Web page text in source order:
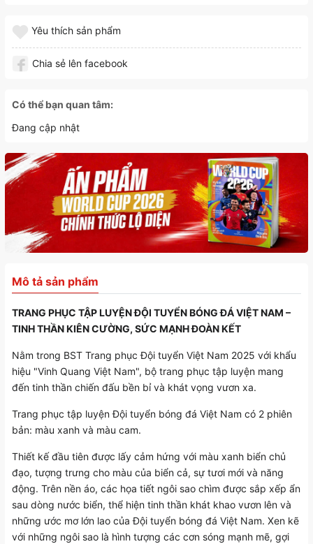
Yêu thích sản phẩm
Chia sẻ lên facebook
Có thể bạn quan tâm:
Đang cập nhật
Mô tả sản phẩm
TRANG PHỤC TẬP LUYỆN ĐỘI TUYỂN BÓNG ĐÁ VIỆT NAM –
TINH THẦN KIÊN CƯỜNG, SỨC MẠNH ĐOÀN KẾT
Nằm trong BST Trang phục Đội tuyển Việt Nam 2025 với khẩu
hiệu "Vinh Quang Việt Nam", bộ trang phục tập luyện mang
đến tinh thần chiến đấu bền bỉ và khát vọng vươn xa.
Trang phục tập luyện Đội tuyển bóng đá Việt Nam có 2 phiên
bản: màu xanh và màu cam.
Thiết kế đầu tiên được lấy cảm hứng với màu xanh biển chủ
đạo, tượng trưng cho màu của biển cả, sự tươi mới và năng
động. Trên nền áo, các họa tiết ngôi sao chìm được sắp xếp ẩn
sau dòng nước biển, thể hiện tinh thần khát khao vươn lên và
những ước mơ lớn lao của Đội tuyển bóng đá Việt Nam. Xen kẽ
với những ngôi sao là hình tượng các cơn sóng mạnh mẽ, gợi